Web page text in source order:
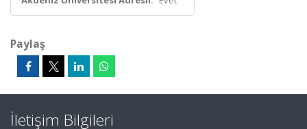
Paylaş
İletişim Bilgileri